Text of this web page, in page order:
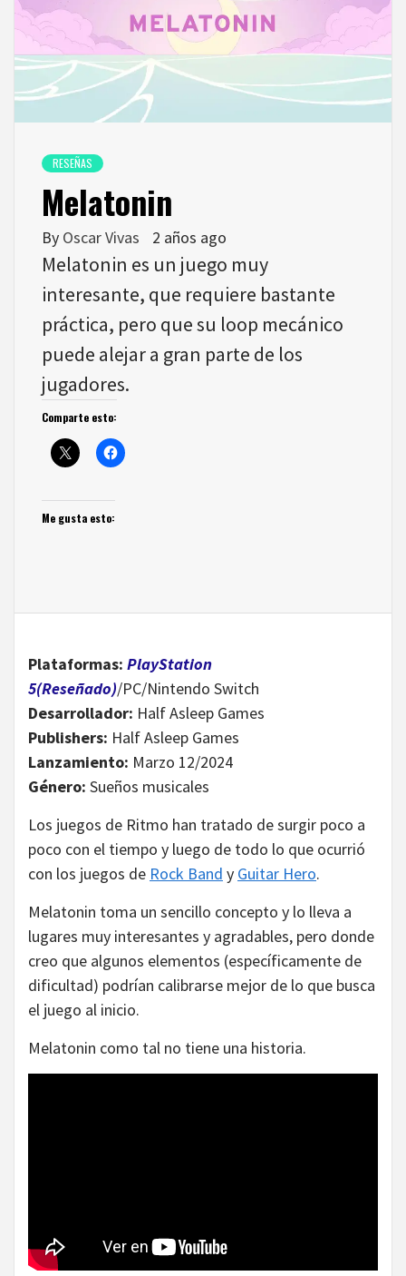
RESEÑAS
Melatonin
By Oscar Vivas 2 años ago
Melatonin es un juego muy
interesante, que requiere bastante
práctica, pero que su loop mecánico
puede alejar a gran parte de los
jugadores.
Comparte esto:
Me gusta esto:
Plataformas: PlayStation
5(Reseñado)/PC/Nintendo Switch
Desarrollador: Half Asleep Games
Publishers: Half Asleep Games
Lanzamiento: Marzo 12/2024
Género: Sueños musicales
Los juegos de Ritmo han tratado de surgir poco a
poco con el tiempo y luego de todo lo que ocurrió
con los juegos de Rock Band y Guitar Hero.
Melatonin toma un sencillo concepto y lo lleva a
lugares muy interesantes y agradables, pero donde
creo que algunos elementos (específicamente de
dificultad) podrían calibrarse mejor de lo que busca
el juego al inicio.
Melatonin como tal no tiene una historia.